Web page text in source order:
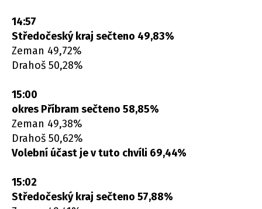
14:57
Středočeský kraj sečteno 49,83%
Zeman 49,72%
Drahoš 50,28%
15:00
okres Příbram sečteno 58,85%
Zeman 49,38%
Drahoš 50,62%
Volební účast je v tuto chvíli 69,44%
15:02
Středočeský kraj sečteno 57,88%